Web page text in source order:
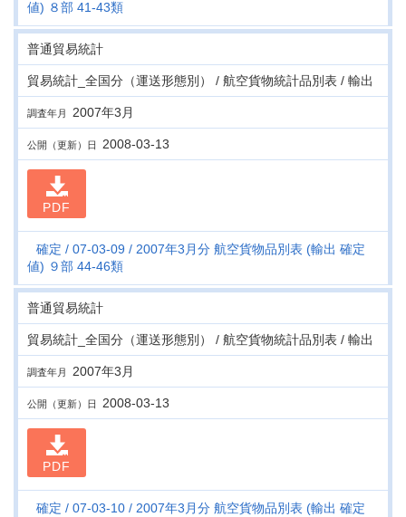
値) ８部 41-43類
普通貿易統計
貿易統計_全国分（運送形態別） / 航空貨物統計品別表 / 輸出
調査年月 2007年3月
公開（更新）日 2008-03-13
PDF
確定 07-03-09
2007年3月分 航空貨物品別表 (輸出 確定
値) ９部 44-46類
普通貿易統計
貿易統計_全国分（運送形態別） / 航空貨物統計品別表 / 輸出
調査年月 2007年3月
公開（更新）日 2008-03-13
PDF
確定 07-03-10
2007年3月分 航空貨物品別表 (輸出 確定